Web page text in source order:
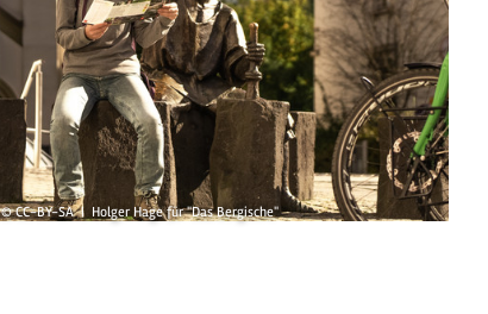
© CC-BY-SA | Holger Hage für "Das Bergische"